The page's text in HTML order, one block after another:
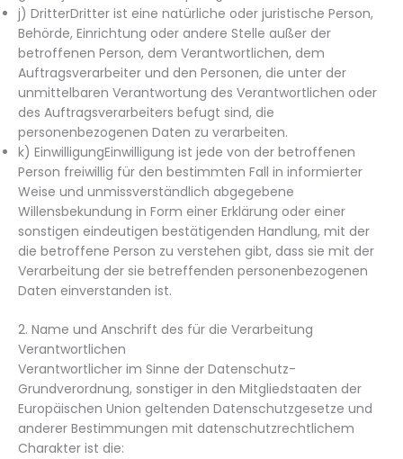
j) DritterDritter ist eine natürliche oder juristische Person,
Behörde, Einrichtung oder andere Stelle außer der
betroffenen Person, dem Verantwortlichen, dem
Auftragsverarbeiter und den Personen, die unter der
unmittelbaren Verantwortung des Verantwortlichen oder
des Auftragsverarbeiters befugt sind, die
personenbezogenen Daten zu verarbeiten.
k) EinwilligungEinwilligung ist jede von der betroffenen
Person freiwillig für den bestimmten Fall in informierter
Weise und unmissverständlich abgegebene
Willensbekundung in Form einer Erklärung oder einer
sonstigen eindeutigen bestätigenden Handlung, mit der
die betroffene Person zu verstehen gibt, dass sie mit der
Verarbeitung der sie betreffenden personenbezogenen
Daten einverstanden ist.
2. Name und Anschrift des für die Verarbeitung
Verantwortlichen
Verantwortlicher im Sinne der Datenschutz-
Grundverordnung, sonstiger in den Mitgliedstaaten der
Europäischen Union geltenden Datenschutzgesetze und
anderer Bestimmungen mit datenschutzrechtlichem
Charakter ist die: